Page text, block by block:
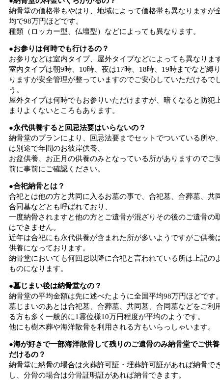
納骨堂の価格帯もやはり、地域によって価格帯も異なりますが
均で98万円ほどです。
種類（ロッカー型、仏壇型）などによっても異なります。
●お参りは何時でも行けるの？
お参りなどは室内タイプ、屋外タイプなどによっても異なりま
室内タイプは朝9時、10時、夜は17時、18時、19時までなど縛
りますが安全管理が整っていますのでご安心していただけるで
う。
屋外タイプは何時でもお参りいただけますが、暗くなると防犯
まりよくないところもあります。
●永代供養すると回忌法要はいらないの？
納骨堂のプランにより、回忌法要までセットでついている所や
は別途で年間のお彼岸供養、
お盆供養、お正月の供養のみとなっている所がありますのでご
前に事前にご確認ください。
●合祀納骨とは？
合祀とは他の方と共同に入るお墓の事で、合祀墓、合葬墓、共
合同墓などとも呼ばれており、
一度納骨されますと他の方とご遺骨が混ざりその後のご遺骨の
はできません。
近年は合祀にも永代供養が含まれた所が多いようですがご供養
供養になっております。
納骨堂においても何回忌以降に合祀と言われている所は上記の
ものになります。
●墓じまい後は納骨堂なの？
納骨堂の平均金額は先に述べたように全国平均98万円ほどです
墓じまいのあとは合祀墓、合葬墓、共同墓、合同墓などをご利
る方も多く一般的に1霊位様10万円程度が平均のようです。
他にも樹木葬や海洋散骨を利用される方もいらっしゃいます。
●海が好きで一部海洋散骨して残りのご遺骨のみ納骨堂でご供
だけるの？
納骨堂に納骨の場合は火葬許可証・埋葬許可証があれば納骨で
し、分骨の場合は分骨証明証があれば納骨できます。